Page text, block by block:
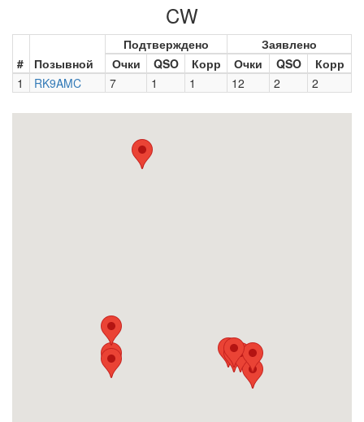
CW
# Позывной
Подтверждено
Заявлено
Очки
QSO Корр Очки QSO
Корр
1
RK9AMC 7 1 1 12 2 2